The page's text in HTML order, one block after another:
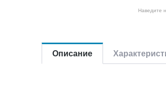
Наведите
Описание